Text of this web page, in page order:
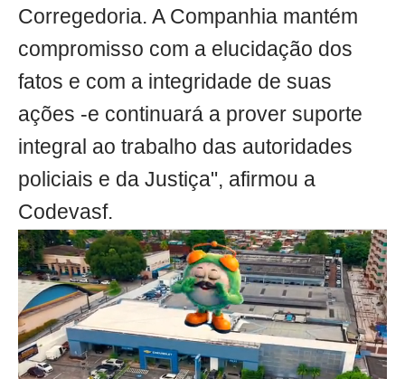
Corregedoria. A Companhia mantém
compromisso com a elucidação dos
fatos e com a integridade de suas
ações -e continuará a prover suporte
integral ao trabalho das autoridades
policiais e da Justiça", afirmou a
Codevasf.